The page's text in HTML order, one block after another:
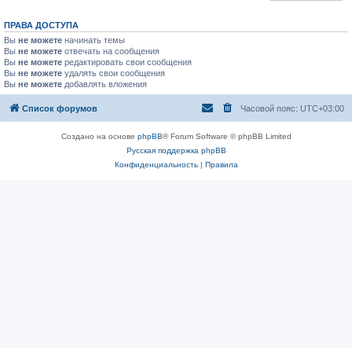
ПРАВА ДОСТУПА
Вы не можете начинать темы
Вы не можете отвечать на сообщения
Вы не можете редактировать свои сообщения
Вы не можете удалять свои сообщения
Вы не можете добавлять вложения
Список форумов Часовой пояс: UTC+03:00
Создано на основе phpBB® Forum Software © phpBB Limited
Русская поддержка phpBB
Конфиденциальность| Правила